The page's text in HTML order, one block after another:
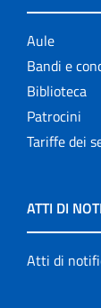
Aule
Bandi e
Biblioteca
Patrocini
Tariffe dei
ATTI DI
Atti di